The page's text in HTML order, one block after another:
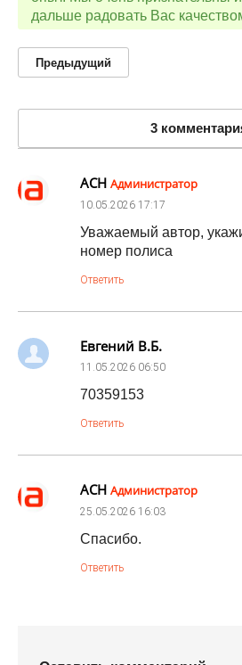
дальше радовать Вас
Предыдущий
3
АСН Администратор
10.05.2026 17:17
Уважаемый автор,
номер полиса
Ответить
Евгений В.Б.
11.05.2026 06:50
70359153
Ответить
АСН Администратор
25.05.2026 16:03
Спасибо.
Ответить